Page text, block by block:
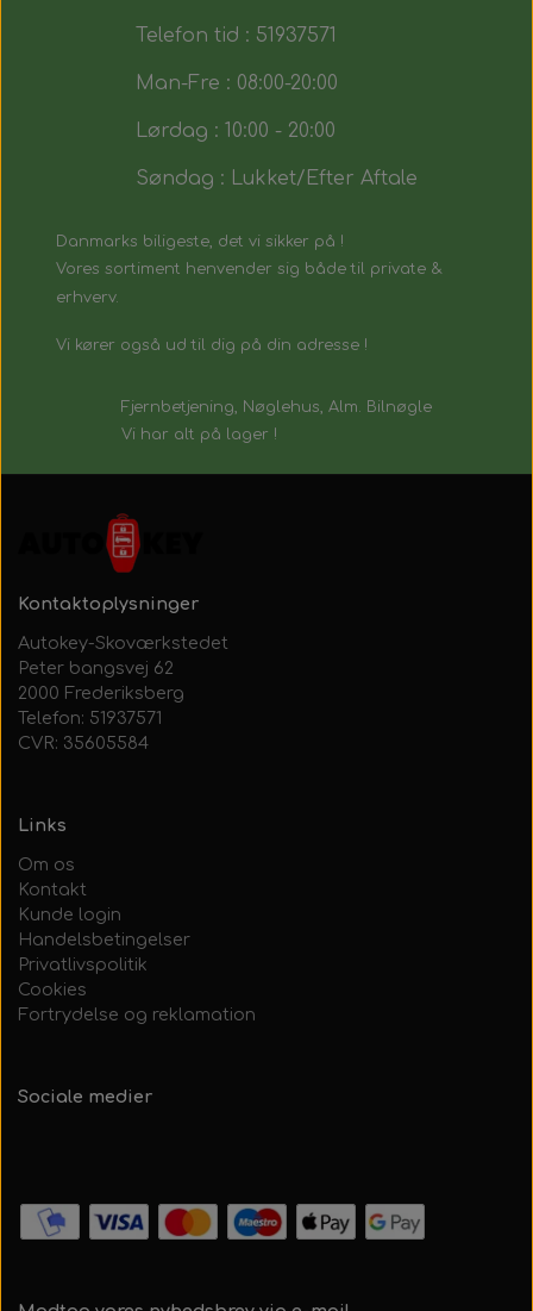
Telefon tid : 51937571
Man-Fre : 08:00-20:00
Lørdag : 10:00 - 20:00
Søndag : Lukket/Efter Aftale
Danmarks biligeste, det vi sikker på !
Vores sortiment henvender sig både til private &
erhverv.
Vi kører også ud til dig på din adresse !
Fjernbetjening, Nøglehus, Alm. Bilnøgle
Vi har alt på lager !
Kontaktoplysninger
Autokey-Skoværkstedet
Peter bangsvej 62
2000 Frederiksberg
Telefon: 51937571
CVR: 35605584
Links
Om os
Kontakt
Kunde login
Handelsbetingelser
Privatlivspolitik
Cookies
Fortrydelse og reklamation
Sociale medier